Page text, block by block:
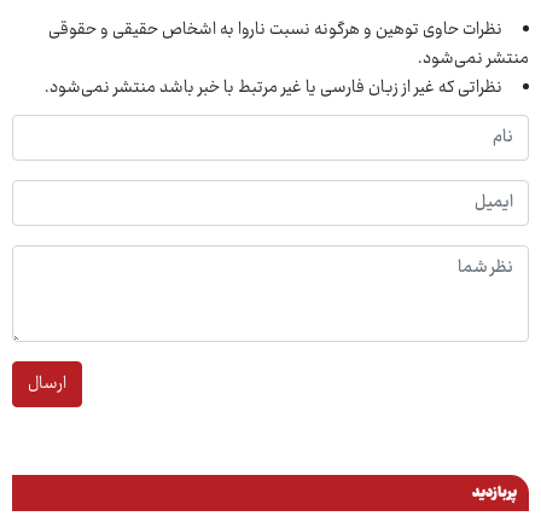
نظرات حاوی توهین و هرگونه نسبت ناروا به اشخاص حقیقی و حقوقی
منتشر نمی‌شود.
نظراتی که غیر از زبان فارسی یا غیر مرتبط با خبر باشد منتشر نمی‌شود.
ارسال
پربازدید